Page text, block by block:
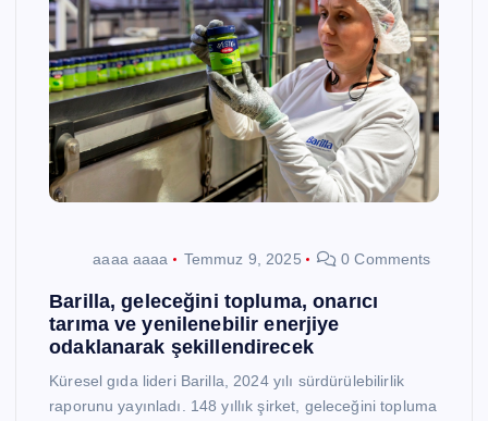
aaaa aaaa Temmuz 9, 2025 0 Comments
Barilla, geleceğini topluma, onarıcı
tarıma ve yenilenebilir enerjiye
odaklanarak şekillendirecek
Küresel gıda lideri Barilla, 2024 yılı sürdürülebilirlik
raporunu yayınladı. 148 yıllık şirket, geleceğini topluma